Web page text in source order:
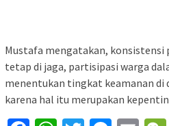
Mustafa mengatakan, konsistensi
tetap di jaga, partisipasi warga
menentukan tingkat keamanan di
karena hal itu merupakan